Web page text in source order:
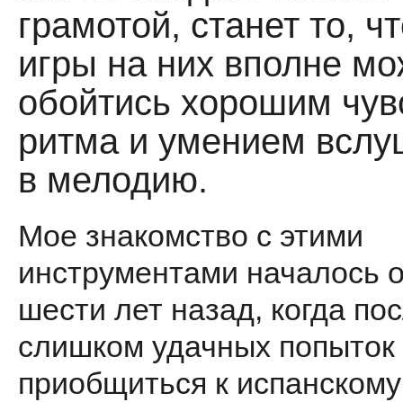
грамотой, станет то,
игры на них вполне
обойтись хорошим
ритма и умением
в мелодию.
Мое знакомство с этими
инструментами началось
шести лет назад, когда
слишком удачных попыток
приобщиться к испанскому